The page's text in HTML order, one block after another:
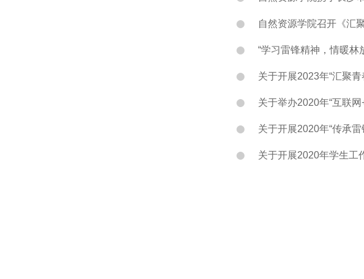
自然资源学院召开《汇
“学习雷锋精神，情暖林
关于开展2023年“汇聚
关于举办2020年“互联
关于开展2020年“传承雷
关于开展2020年学生工